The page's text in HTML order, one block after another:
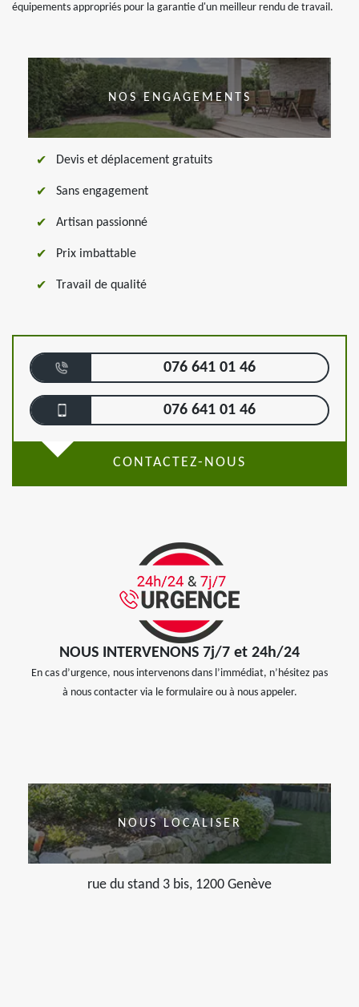
équipements appropriés pour la garantie d'un meilleur rendu de travail.
NOS ENGAGEMENTS
Devis et déplacement gratuits
Sans engagement
Artisan passionné
Prix imbattable
Travail de qualité
076 641 01 46
076 641 01 46
CONTACTEZ-NOUS
NOUS INTERVENONS 7j/7 et 24h/24
En cas d’urgence, nous intervenons dans l’immédiat, n’hésitez pas
à nous contacter via le formulaire ou à nous appeler.
NOUS LOCALISER
rue du stand 3 bis, 1200 Genève